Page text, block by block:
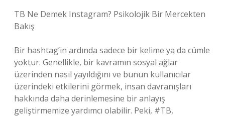
TB Ne Demek Instagram? Psikolojik Bir Mercekten
Bakış
Bir hashtag’in ardında sadece bir kelime ya da cümle
yoktur. Genellikle, bir kavramın sosyal ağlar
üzerinden nasıl yayıldığını ve bunun kullanıcılar
üzerindeki etkilerini görmek, insan davranışları
hakkında daha derinlemesine bir anlayış
geliştirmemize yardımcı olabilir. Peki, #TB,